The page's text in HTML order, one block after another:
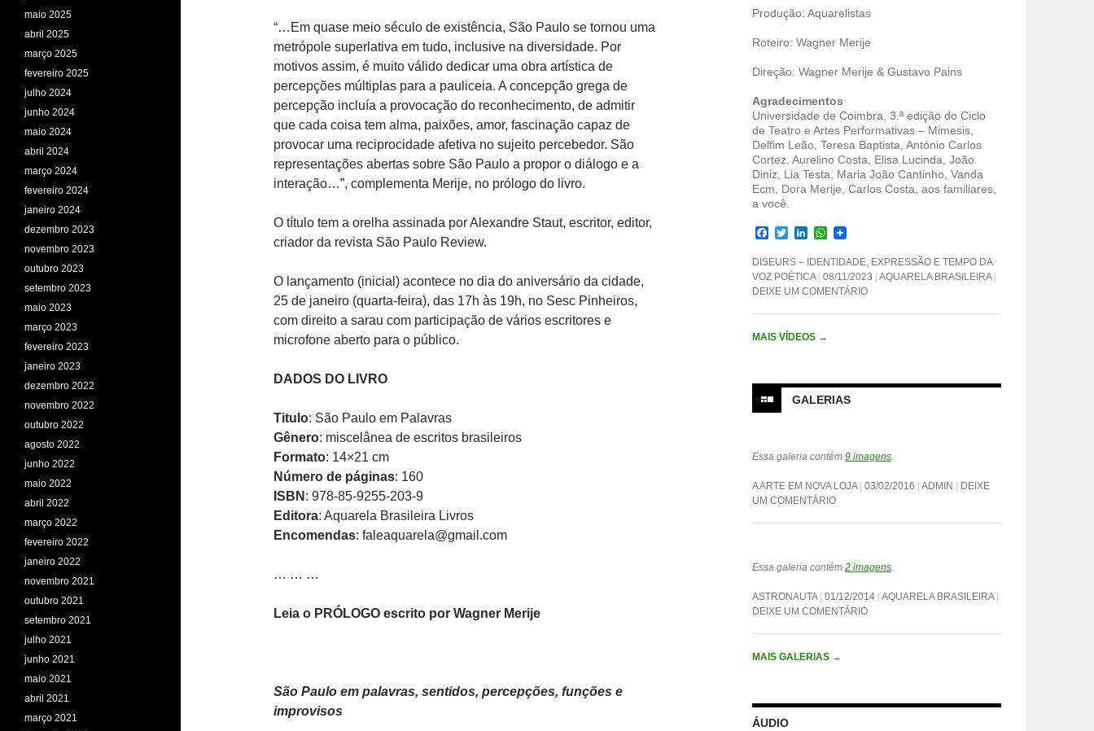
“…Em quase meio século de existência, São Paulo se tornou uma
metrópole superlativa em tudo, inclusive na diversidade. Por
motivos assim, é muito válido dedicar uma obra artística de
percepções múltiplas para a pauliceia. A concepção grega de
percepção incluía a provocação do reconhecimento, de admitir
que cada coisa tem alma, paixões, amor, fascinação capaz de
provocar uma reciprocidade afetiva no sujeito percebedor. São
representações abertas sobre São Paulo a propor o diálogo e a
interação…”, complementa Merije, no prólogo do livro.
O título tem a orelha assinada por Alexandre Staut, escritor, editor,
criador da revista São Paulo Review.
O lançamento (inicial) acontece no dia do aniversário da cidade,
25 de janeiro (quarta-feira), das 17h às 19h, no Sesc Pinheiros,
com direito a sarau com participação de vários escritores e
microfone aberto para o público.
DADOS DO LIVRO
Titulo: São Paulo em Palavras
Gênero: miscelânea de escritos brasileiros
Formato: 14×21 cm
Número de páginas: 160
ISBN : 978-85-9255-203-9
Editora: Aquarela Brasileira Livros
Encomendas: faleaquarela@gmail.com
… … …
Leia o PRÓLOGO escrito por Wagner Merije
São Paulo em palavras, sentidos, percepções, funções e
improvisos
Produção: Aquarelistas
Roteiro: Wagner Merije
Direção: Wagner Merije & Gustavo Pains
Agradecimentos
Universidade de Coimbra, 3.ª edição do Ciclo
de Teatro e Artes Performativas – Mimesis,
Delfim Leão, Teresa Baptista, António Carlos
Cortez, Aurelino Costa, Elisa Lucinda, João
Diniz, Lia Testa, Maria João Cantinho, Vanda
Ecm, Dora Merije, Carlos Costa, aos familiares,
a você.
F
c
e
b
o
o
T
i
t
t
e
r
L
n
k
e
d
I
W
a
t
s
A
p
DISEURS – IDENTIDADE, EXPRESSÃO E TEMPO DA
VOZ POÉTICA
08/11/2023
AQUARELA BRASILEIRA
DEIXE UM COMENTÁRIO
MAIS VÍDEOS →
GALERIAS
Essa galeria contém 9 imagens
A ARTE EM NOVA LOJA 03/02/2016 ADMIN
DEIXE
UM COMENTÁRIO
Essa galeria contém 2 imagens
ASTRONAUTA 01/12/2014 AQUARELA BRASILEIRA
DEIXE UM COMENTÁRIO
MAIS GALERIAS →
ÁUDIO
maio 2025
abril 2025
março 2025
fevereiro 2025
julho 2024
junho 2024
maio 2024
abril 2024
março 2024
fevereiro 2024
janeiro 2024
dezembro 2023
novembro 2023
outubro 2023
setembro 2023
maio 2023
março 2023
fevereiro 2023
janeiro 2023
dezembro 2022
novembro 2022
outubro 2022
agosto 2022
junho 2022
maio 2022
abril 2022
março 2022
fevereiro 2022
janeiro 2022
novembro 2021
outubro 2021
setembro 2021
julho 2021
junho 2021
maio 2021
abril 2021
março 2021